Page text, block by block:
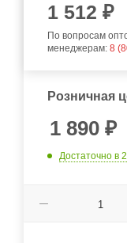
1 512 ₽
По вопросам
менеджерам: 8
Розничная
1 890 ₽
Достаточно в